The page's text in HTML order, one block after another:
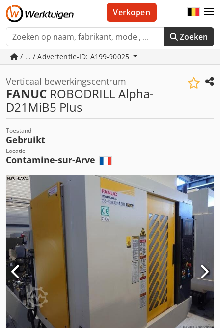
Zoeken
Verkopen
/ ... / Advertentie-ID: A199-90025
Verticaal bewerkingscentrum
FANUC ROBODRILL Alpha-
D21MiB5 Plus
Toestand
Gebruikt
Locatie
Contamine-sur-Arve